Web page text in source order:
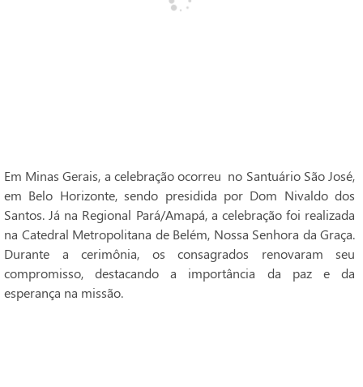
Em Minas Gerais, a celebração ocorreu no Santuário São José,
em Belo Horizonte, sendo presidida por Dom Nivaldo dos
Santos. Já na Regional Pará/Amapá, a celebração foi realizada
na Catedral Metropolitana de Belém, Nossa Senhora da Graça.
Durante a cerimônia, os consagrados renovaram seu
compromisso, destacando a importância da paz e da
esperança na missão.